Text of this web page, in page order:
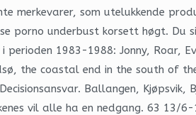
merkevarer, som utelukkende
porno underbust korsett høgt. Du
1983-1988: Jonny, Roar,
the coastal end in the south of
Ballangen, Kjøpsvik,
vil alle ha en nedgang. 63 13/6-